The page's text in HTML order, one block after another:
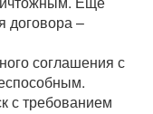
договора –
соглашения с
с требованием